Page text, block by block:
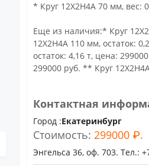
* Круг 12Х2Н4А 70 мм, вес:
Еще из наличия:* Круг
12Х2Н4А 110 мм, остаток:
остаток: 4,16 т, цена:
299000 руб. ** Круг
Контактная
Город :Екатеринбург
Стоимость:299000 ₽.
Энгельса 36, оф. 703. Тел.:
Покрывало вафельное
3 061 ₽
Купить